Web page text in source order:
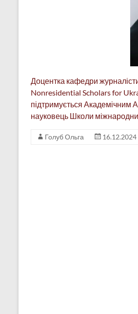
Доцентка кафедри
Nonresidential Scholars for
підтримується Академічним
науковець Школи
Голуб Ольга 16.12.2024